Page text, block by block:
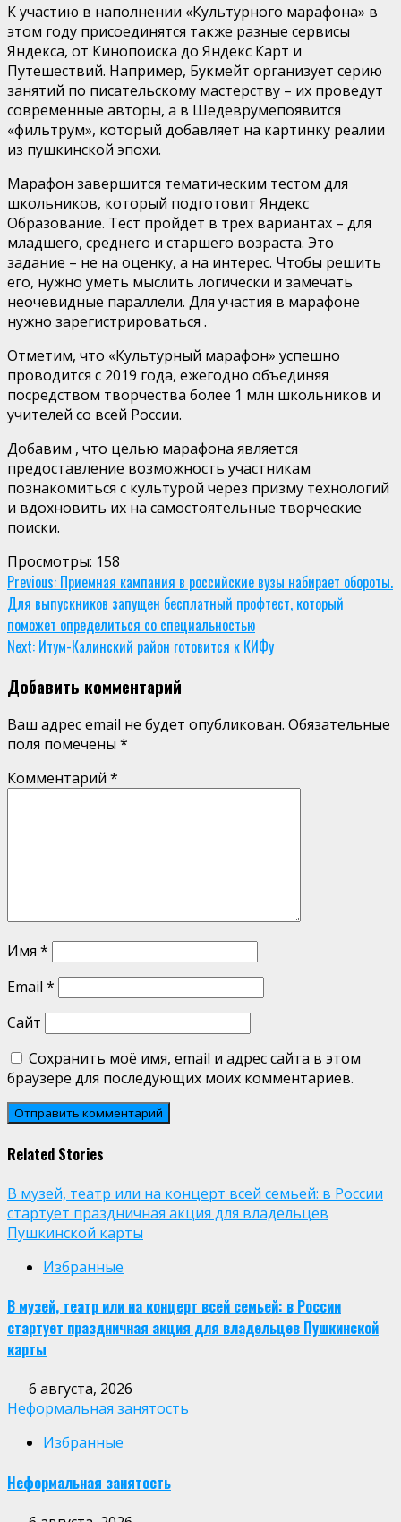
К участию в наполнении «Культурного марафона» в
этом году присоединятся также разные сервисы
Яндекса, от Кинопоиска до Яндекс Карт и
Путешествий. Например, Букмейт организует серию
занятий по писательскому мастерству – их проведут
современные авторы, а в Шедеврумепоявится
«фильтрум», который добавляет на картинку реалии
из пушкинской эпохи.
Марафон завершится тематическим тестом для
школьников, который подготовит Яндекс
Образование. Тест пройдет в трех вариантах – для
младшего, среднего и старшего возраста. Это
задание – не на оценку, а на интерес. Чтобы решить
его, нужно уметь мыслить логически и замечать
неочевидные параллели. Для участия в марафоне
нужно зарегистрироваться .
Отметим, что «Культурный марафон» успешно
проводится с 2019 года, ежегодно объединяя
посредством творчества более 1 млн школьников и
учителей со всей России.
Добавим , что целью марафона является
предоставление возможность участникам
познакомиться с культурой через призму технологий
и вдохновить их на самостоятельные творческие
поиски.
Просмотры: 158
Continue
Reading
Previous: Приемная кампания в российские вузы набирает обороты.
Для выпускников запущен бесплатный профтест, который
поможет определиться со специальностью
Next: Итум-Калинский район готовится к КИФу
Добавить комментарий
Ваш адрес email не будет опубликован. Обязательные
поля помечены *
Комментарий *
Имя *
Email *
Сайт
Сохранить моё имя, email и адрес сайта в этом
браузере для последующих моих комментариев.
Related Stories
В музей, театр или на концерт всей семьей: в России
стартует праздничная акция для владельцев
Пушкинской карты
Избранные
В музей, театр или на концерт всей семьей: в России
стартует праздничная акция для владельцев Пушкинской
карты
6 августа, 2026
Неформальная занятость
Избранные
Неформальная занятость